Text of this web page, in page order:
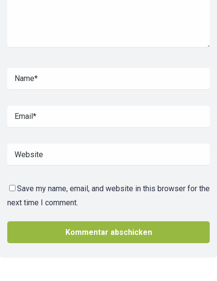
Save my name, email, and website in this browser for the
next time I comment.